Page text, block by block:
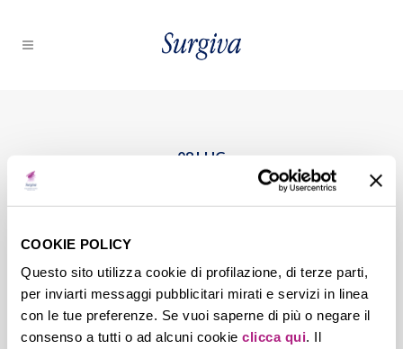
COOKIE POLICY
Questo sito utilizza cookie di profilazione, di terze parti,
per inviarti messaggi pubblicitari mirati e servizi in linea
con le tue preferenze. Se vuoi saperne di più o negare il
consenso a tutti o ad alcuni cookie clicca qui. Il
08 LUG
Ciprian_Acqua_03
Posted at 15:55hinbynicola.zambotti
0 Likes